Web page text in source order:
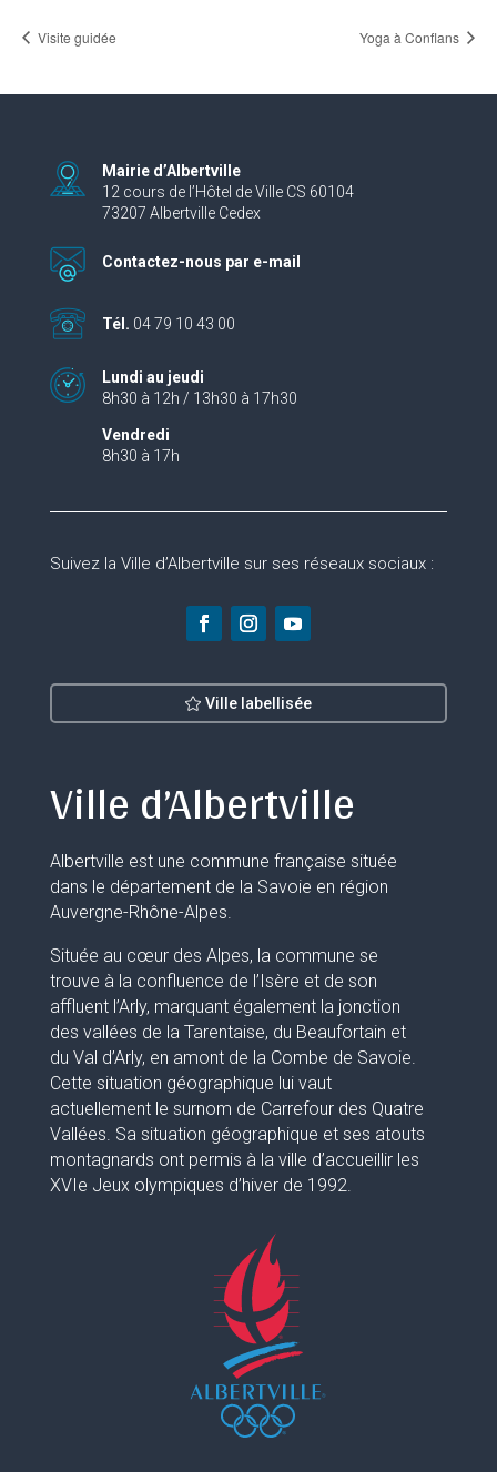
Visite guidée Yoga à Conflans
Mairie d’Albertville
12 cours de l’Hôtel de Ville CS 60104
73207 Albertville Cedex
Contactez-nous par e-mail
Tél. 04 79 10 43 00
Lundi au jeudi
8h30 à 12h / 13h30 à 17h30
Vendredi
8h30 à 17h
Suivez la Ville d’Albertville sur ses réseaux sociaux :
Ville labellisée
Ville d’Albertville
Albertville est une commune française située
dans le département de la Savoie en région
Auvergne-Rhône-Alpes.
Située au cœur des Alpes, la commune se
trouve à la confluence de l’Isère et de son
affluent l’Arly, marquant également la jonction
des vallées de la Tarentaise, du Beaufortain et
du Val d’Arly, en amont de la Combe de Savoie.
Cette situation géographique lui vaut
actuellement le surnom de Carrefour des Quatre
Vallées. Sa situation géographique et ses atouts
montagnards ont permis à la ville d’accueillir les
XVIe Jeux olympiques d’hiver de 1992.